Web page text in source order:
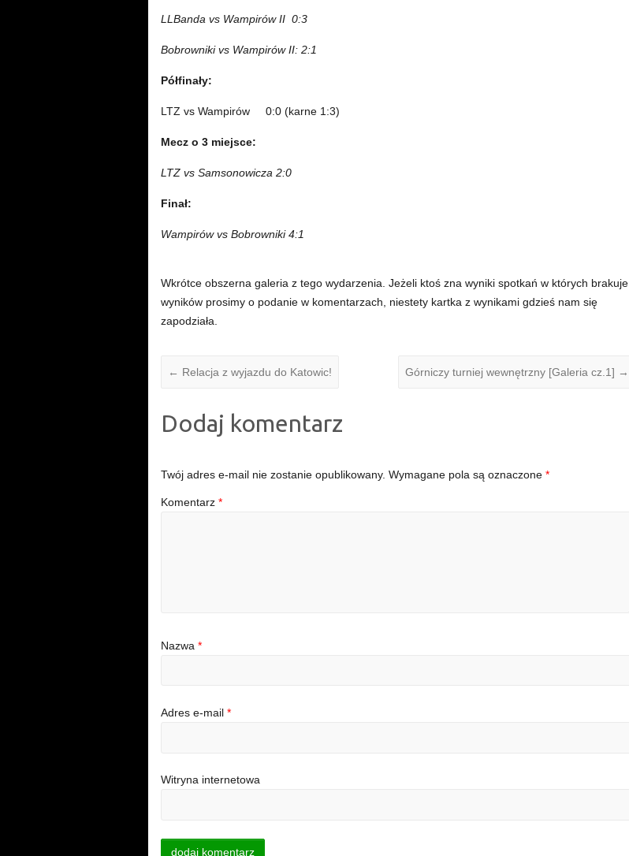
LLBanda vs Wampirów II 0:3
Bobrowniki vs Wampirów II: 2:1
Półfinały:
LTZ vs Wampirów 0:0 (karne 1:3)
Mecz o 3 miejsce:
LTZ vs Samsonowicza 2:0
Finał:
Wampirów vs Bobrowniki 4:1
Wkrótce obszerna galeria z tego wydarzenia. Jeżeli ktoś zna wyniki spotkań w których brakuje
wyników prosimy o podanie w komentarzach, niestety kartka z wynikami gdzieś nam się
zapodziała.
← Relacja z wyjazdu do Katowic! Górniczy turniej wewnętrzny [Galeria cz.1] →
Dodaj komentarz
Twój adres e-mail nie zostanie opublikowany. Wymagane pola są oznaczone*
Komentarz*
Nazwa*
Adres e-mail*
Witryna internetowa